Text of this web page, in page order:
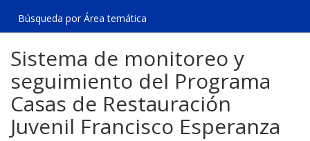
Búsqueda por Área temática
Sistema de monitoreo y
seguimiento del Programa
Casas de Restauración
Juvenil Francisco Esperanza